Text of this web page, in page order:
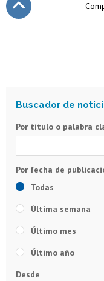
Por título o palabra
Todas
Última semana
Último mes
Último año
Desde